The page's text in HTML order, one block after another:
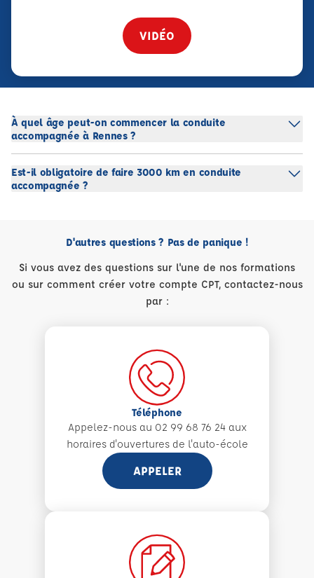
VIDÉO
À quel âge peut-on commencer la conduite
accompagnée à Rennes ?
Est-il obligatoire de faire 3000 km en conduite
accompagnée ?
D'autres questions ? Pas de panique !
Si vous avez des questions sur l'une de nos formations
ou sur comment créer votre compte CPT, contactez-nous
par :
Téléphone
Appelez-nous au 02 99 68 76 24 aux
horaires d'ouvertures de l'auto-école
APPELER